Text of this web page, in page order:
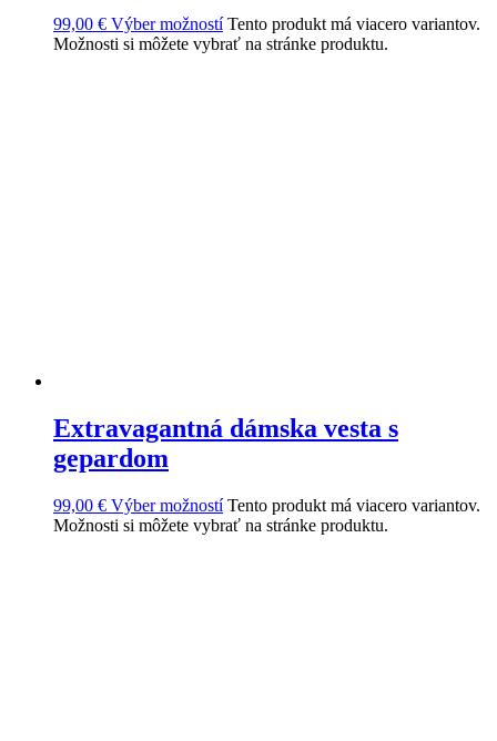
99,00 € Výber možností Tento produkt má viacero variantov.
Možnosti si môžete vybrať na stránke produktu.
Extravagantná dámska vesta s
gepardom
99,00 € Výber možností Tento produkt má viacero variantov.
Možnosti si môžete vybrať na stránke produktu.